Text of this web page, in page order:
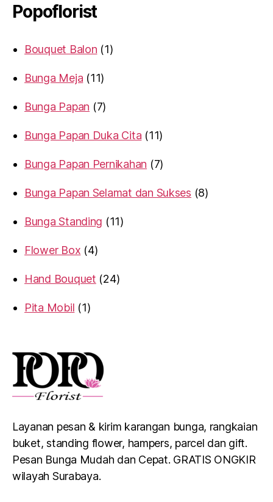
Popoflorist
Bouquet Balon 1
Bunga Meja 11
Bunga Papan 7
Bunga Papan Duka Cita 11
Bunga Papan Pernikahan 7
Bunga Papan Selamat dan Sukses 8
Bunga Standing 11
Flower Box 4
Hand Bouquet 24
Pita Mobil 1
Layanan pesan & kirim karangan bunga, rangkaian
buket, standing flower, hampers, parcel dan gift.
Pesan Bunga Mudah dan Cepat. GRATIS ONGKIR
wilayah Surabaya.